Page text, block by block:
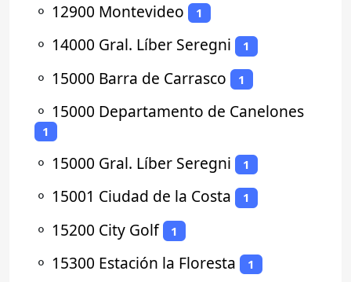
⚬ 12900 Montevideo 1
⚬ 14000 Gral. Líber Seregni 1
⚬ 15000 Barra de Carrasco 1
⚬ 15000 Departamento de Canelones
1
⚬ 15000 Gral. Líber Seregni 1
⚬ 15001 Ciudad de la Costa 1
⚬ 15200 City Golf 1
⚬ 15300 Estación la Floresta 1